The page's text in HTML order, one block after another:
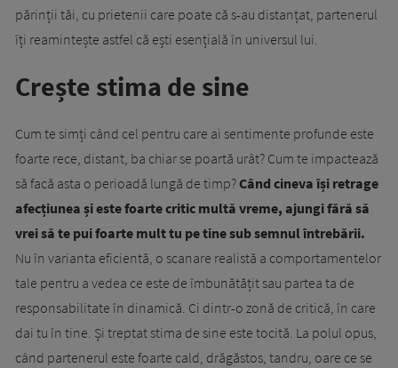
părinții tăi, cu prietenii care poate că s-au distanțat, partenerul
îți reamintește astfel că ești esențială în universul lui.
Crește stima de sine
Cum te simți când cel pentru care ai sentimente profunde este
foarte rece, distant, ba chiar se poartă urât? Cum te impactează
să facă asta o perioadă lungă de timp?Când cineva își retrage
afecțiunea și este foarte critic multă vreme, ajungi fără să
vrei să te pui foarte mult tu pe tine sub semnul întrebării.
Nu în varianta eficientă, o scanare realistă a comportamentelor
tale pentru a vedea ce este de îmbunătățit sau partea ta de
responsabilitate în dinamică. Ci dintr-o zonă de critică, în care
dai tu în tine. Și treptat stima de sine este tocită. La polul opus,
când partenerul este foarte cald, drăgăstos, tandru, oare ce se